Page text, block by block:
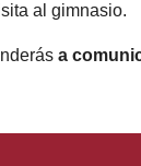
al gimnasio.
a